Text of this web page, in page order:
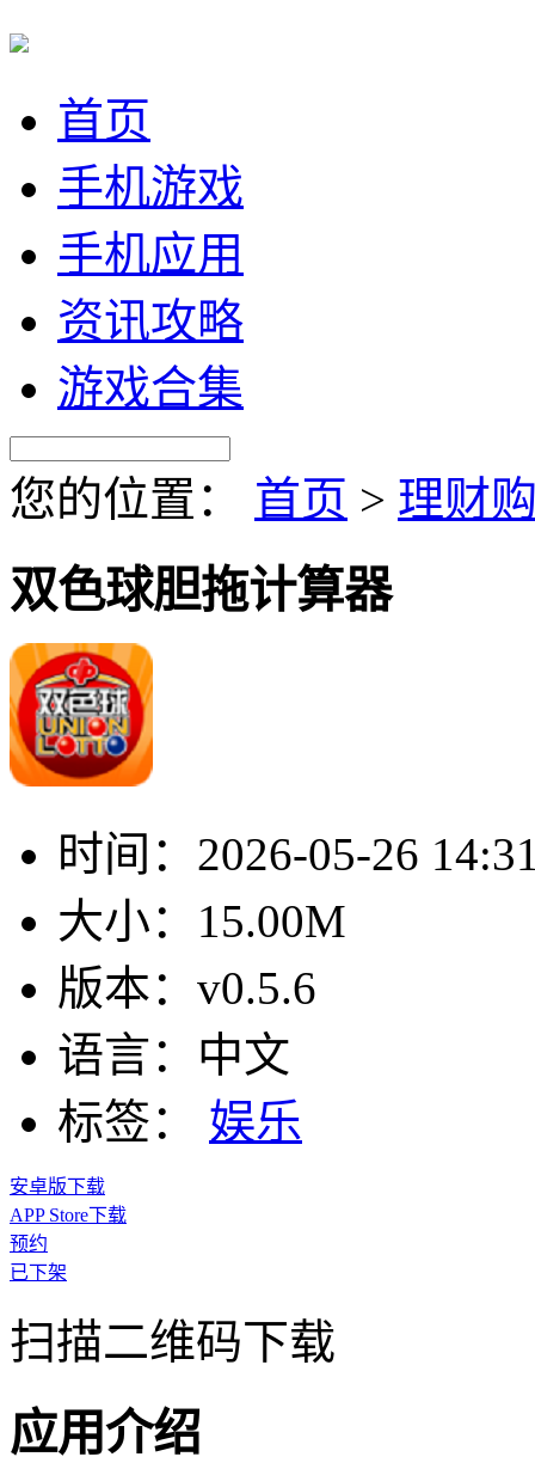
首页
手机游戏
手机应用
资讯攻略
游戏合集
您的位置： 首页 > 理财
双色球胆拖计算器
时间： 2026-05-26
大小： 15.00M
版本： v0.5.6
语言： 中文
标签：
娱乐
安卓版下载
APP Store下载
预约
已下架
扫描二维码下载
应用介绍